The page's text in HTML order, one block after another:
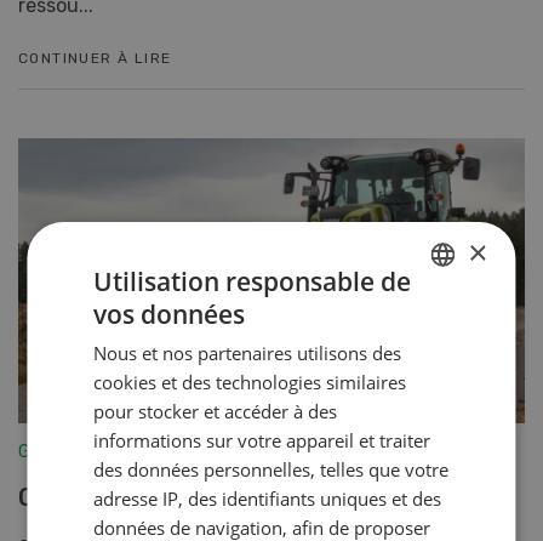
ressou...
CONTINUER À LIRE
Gestion
Obligation de nettoyage
×
Utilisation responsable de
vos données
Nous et nos partenaires utilisons des
cookies et des technologies similaires
pour stocker et accéder à des
informations sur votre appareil et traiter
des données personnelles, telles que votre
adresse IP, des identifiants uniques et des
données de navigation, afin de proposer